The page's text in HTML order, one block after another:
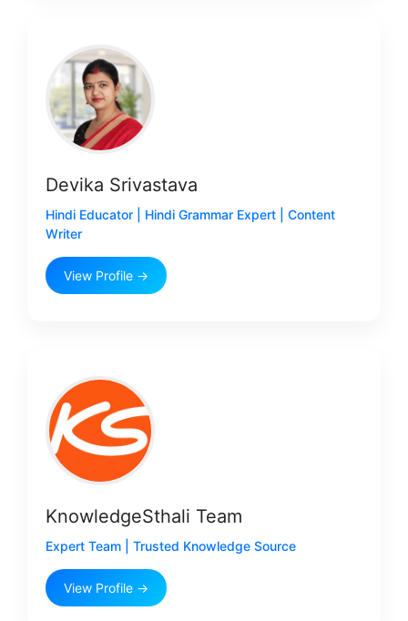
Devika Srivastava
Hindi Educator | Hindi Grammar Expert | Content
Writer
View Profile →
KnowledgeSthali Team
Expert Team | Trusted Knowledge Source
View Profile →